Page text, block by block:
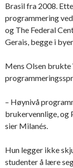
Brasil fra 2008.
programmering
og The Federal
Gerais, begge i
Mens Olsen
– Høynivå
brukervennlige, og
sier Milanés.
Hun legger ikke
studenter å lære